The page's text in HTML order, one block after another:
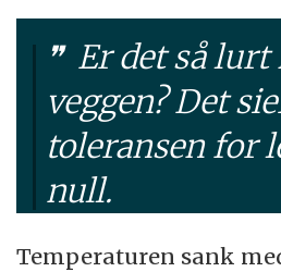
Er det så
veggen? Det
toleransen for
null.
Temperaturen sank